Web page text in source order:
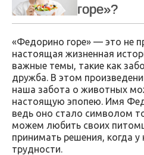
горе»?
«Федорино горе» — это не
настоящая жизненная
важные темы, такие как
дружба. В этом
наша забота о животных
настоящую эпопею. Имя
ведь оно стало символом
можем любить своих
принимать решения, когда у
трудности.